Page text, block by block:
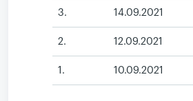
3. 14.09.2021
2. 12.09.2021
1. 10.09.2021